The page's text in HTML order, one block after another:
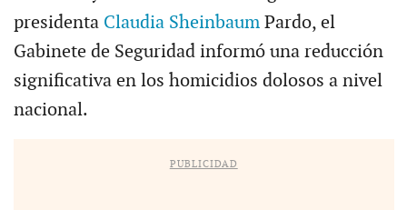
presidenta Claudia SheinbaumPardo, el
Gabinete de Seguridad informó una reducción
significativa en los homicidios dolosos a nivel
nacional.
PUBLICIDAD